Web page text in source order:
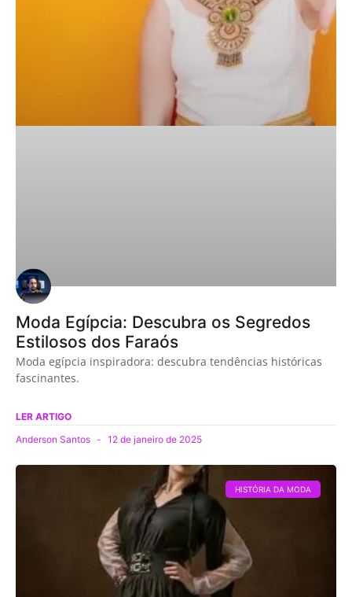
Moda Egípcia: Descubra os Segredos
Estilosos dos Faraós
Moda egípcia inspiradora: descubra tendências históricas
fascinantes.
LER ARTIGO
Anderson Santos
12 de janeiro de 2025
HISTÓRIA DA MODA